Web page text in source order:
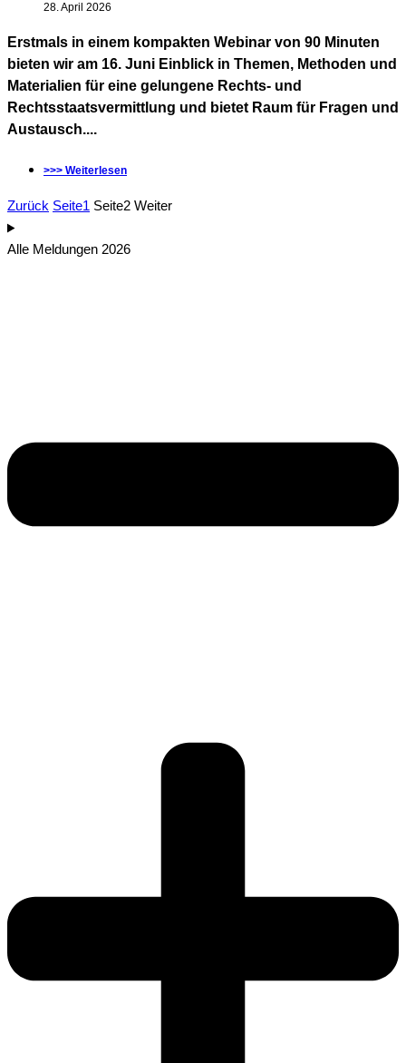
28. April 2026
Erstmals in einem kompakten Webinar von 90 Minuten
bieten wir am 16. Juni Einblick in Themen, Methoden und
Materialien für eine gelungene Rechts- und
Rechtsstaatsvermittlung und bietet Raum für Fragen und
Austausch....
>>> Weiterlesen
Zurück Seite1 Seite2 Weiter
Alle Meldungen 2026